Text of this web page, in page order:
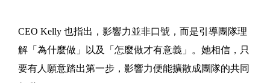
CEO Kelly 也指出，影響力並非口號，而是引導團隊理
解「為什麼做」以及「怎麼做才有意義」。她相信，只
要有人願意踏出第一步，影響力便能擴散成團隊的共同